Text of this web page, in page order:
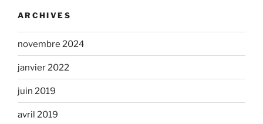
ARCHIVES
novembre 2024
janvier 2022
juin 2019
avril 2019